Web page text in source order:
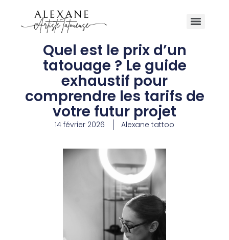
Quel est le prix d’un
tatouage ? Le guide
exhaustif pour
comprendre les tarifs de
votre futur projet
14 février 2026 Alexane tattoo